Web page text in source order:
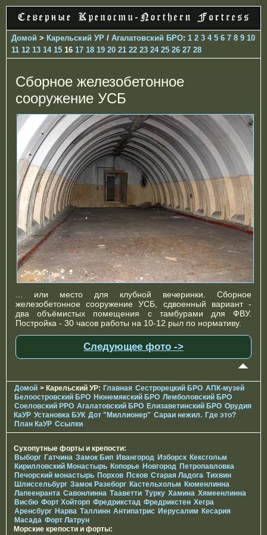
Домой > Карельский УР / Агалатовский БРО: 1 2 3 4 5 6 7 8 9 10
11 12 13 14 15 16 17 18 19 20 21 22 23 24 25 26 27 28
Сборное железобетонное
сооружение УСБ
... или место для клубной вечеринки. Сборное
железобетонное сооружение УСБ, сдвоенный вариант -
два объёмистых помещения с тамбурами для ФВУ.
Постройка - 30 часов работы на 10-12 рыл по нормативу.
Следующее фото ->
Домой > Карельский УР: Главная Сестрорецкий БРО АПК-музей
Белоостровский БРО Нюнемякский БРО Лемболовский БРО
Соеловский РРО Агалатовский БРО Елизаветинcкий БРО Орудия
КаУР Установка БУК Дот "Миллионер" Сараи нежил. Где это?
План КаУР Ссылки
Сухопутные форты и крепости:
Выборг Гатчина Замок Бип Ивангород Изборск Кексгольм
Кирилловский Монастырь Копорье Новгород Петропавловка
Печорcкий монастырь Порхов Псков Старая Ладога Тихвин
Шлиссельбург Замок Разеборг Кастельхольм Кюменлинна
Лапеенранта Савонлинна Тааветти Турку Хамина Хямеенлинна
Висбю Форт Хойторп Фредрикстад Фредрикстен Хегра
Аренсбург Нарва Таллинн Антипатрис Иерусалим Кесария
Масада Форт Латрун
Морские крепости и форты: